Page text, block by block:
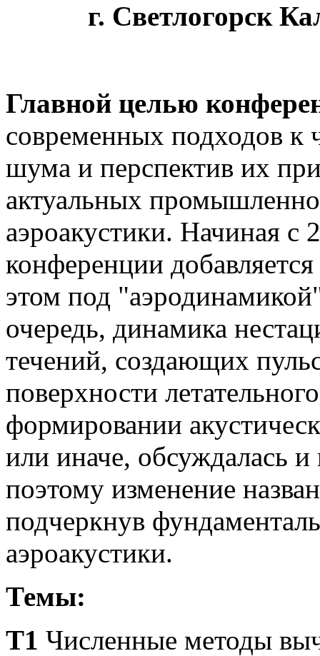
г. Светлогорск
Главной целью
современных подходов
шума и перспектив их
актуальных
аэроакустики. Начиная с
конференции
этом под
очередь, динамика
течений, создающих
поверхности
формировании
или иначе, обсуждалась
поэтому изменение
подчеркнув
аэроакустики.
Темы:
Т1 Численные методы